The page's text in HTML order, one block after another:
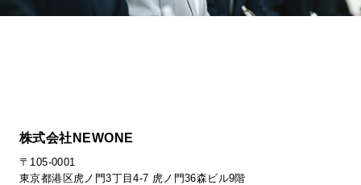
株式会社NEWONE
〒105-0001
東京都港区虎ノ門3丁目4-7 虎ノ門36森ビル9階